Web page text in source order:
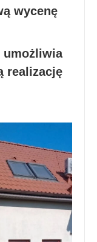
wycenę
umożliwia
realizację